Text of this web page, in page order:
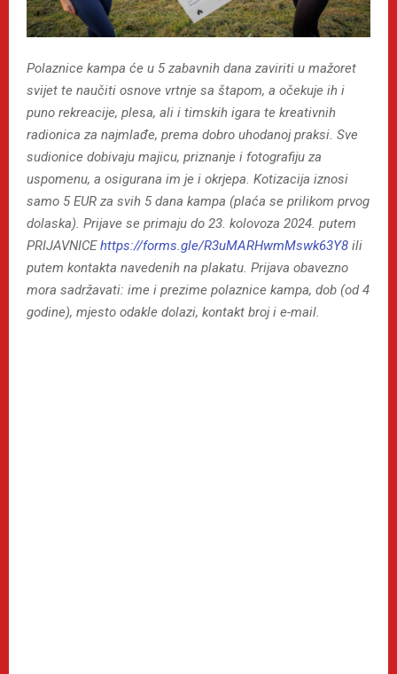
Polaznice kampa će u 5 zabavnih dana zaviriti u mažoret
svijet te naučiti osnove vrtnje sa štapom, a očekuje ih i
puno rekreacije, plesa, ali i timskih igara te kreativnih
radionica za najmlađe, prema dobro uhodanoj praksi. Sve
sudionice dobivaju majicu, priznanje i fotografiju za
uspomenu, a osigurana im je i okrjepa. Kotizacija iznosi
samo 5 EUR za svih 5 dana kampa (plaća se prilikom prvog
dolaska). Prijave se primaju do 23. kolovoza 2024. putem
PRIJAVNICEhttps://forms.gle/R3uMARHwmMswk63Y8 ili
putem kontakta navedenih na plakatu. Prijava obavezno
mora sadržavati: ime i prezime polaznice kampa, dob (od 4
godine), mjesto odakle dolazi, kontakt broj i e-mail.